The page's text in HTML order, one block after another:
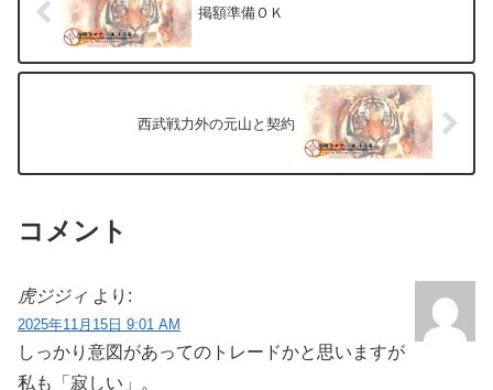
掲額準備ＯＫ
西武戦力外の元山と契約
コメント
虎ジジィ より:
2025年11月15日 9:01 AM
しっかり意図があってのトレードかと思いますが
私も「寂しい」。